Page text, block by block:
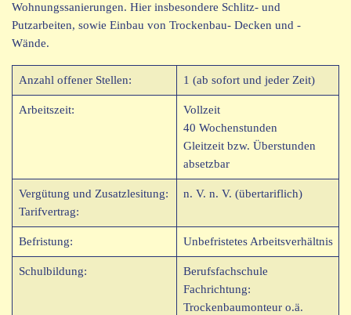
Wohnungssanierungen. Hier insbesondere Schlitz- und
Putzarbeiten, sowie Einbau von Trockenbau- Decken und -
Wände.
Anzahl offener Stellen: 1 (ab sofort und jeder Zeit)
Arbeitszeit:
Vollzeit
40 Wochenstunden
Gleitzeit bzw. Überstunden
absetzbar
Vergütung und Zusatzlesitung:
Tarifvertrag:
n. V. n. V. (übertariflich)
Befristung: Unbefristetes Arbeitsverhältnis
Schulbildung:
Berufsfachschule
Fachrichtung:
Trockenbaumonteur o.ä.